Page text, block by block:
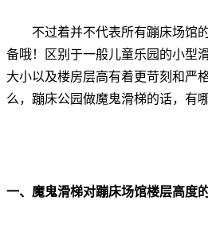
不过着并不代表所有蹦床场馆
备哦！区别于一般儿童乐园的小型
大小以及楼房层高有着更苛刻和严
么，蹦床公园做魔鬼滑梯的话，有
一、魔鬼滑梯对蹦床场馆楼层高度